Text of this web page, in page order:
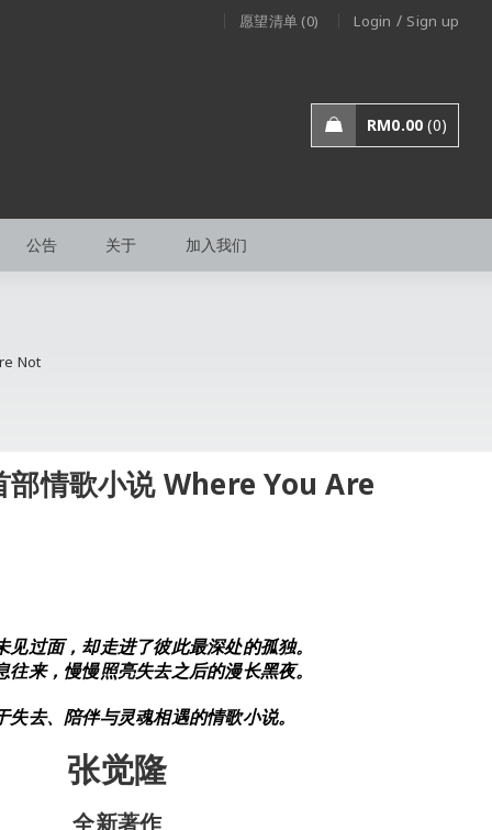
愿望清单 (0) Login / Sign up
RM0.00 0
公告 关于 加入我们
Not
部情歌小说 Where You Are
见过面，却走进了彼此最深处的孤独。
往来，慢慢照亮失去之后的漫长黑夜。
失去、陪伴与灵魂相遇的情歌小说。
张觉隆
全新著作